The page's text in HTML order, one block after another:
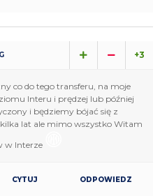
+3
co do tego transferu, na moje
Interu i prędzej lub później
i będziemy bójać się z
lat ale mimo wszystko Witam
w Interze
CYTUJ ODPOWIEDZ